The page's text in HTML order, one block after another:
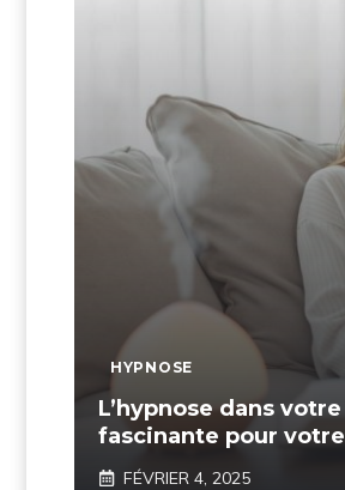
HYPNOSE
L’hypnose dans
fascinante pour
FÉVRIER 4, 2025